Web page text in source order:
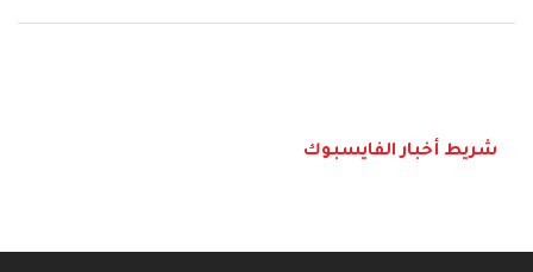
شريط أخبار الفايسبوك